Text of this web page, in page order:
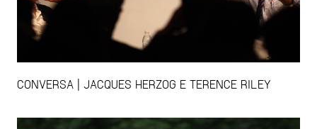
CONVERSA | JACQUES HERZOG E TERENCE RILEY